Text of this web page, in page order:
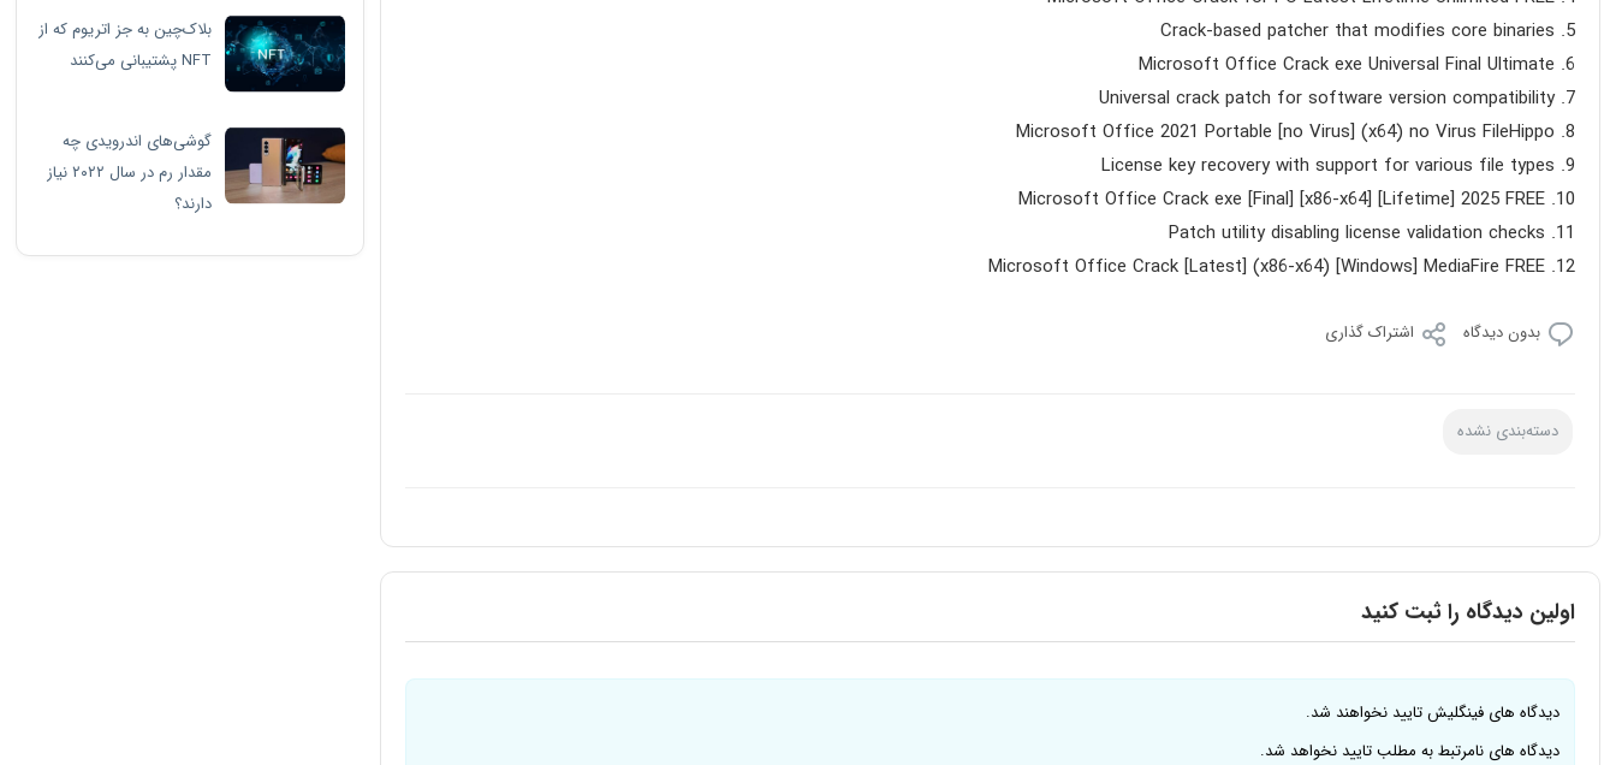
Crack-based patcher that modifies core binaries
Microsoft Office Crack exe Universal Final Ultimate
Universal crack patch for software version compatibility
Microsoft Office 2021 Portable [no Virus] (x64) no Virus FileHippo
License key recovery with support for various file types
Microsoft Office Crack exe [Final] [x86-x64] [Lifetime] 2025 FREE
Patch utility disabling license validation checks
Microsoft Office Crack [Latest] (x86-x64) [Windows] MediaFire FREE
بدون دیدگاه اشتراک گذاری
دسته‌بندی نشده
اولین دیدگاه را ثبت کنید
دیدگاه های فینگلیش تایید نخواهند شد.
دیدگاه های نامرتبط به مطلب تایید نخواهد شد.
بلاک‌چین به جز اتریوم که از
NFT پشتیبانی می‌کنند
گوشی‌های اندرویدی چه
مقدار رم در سال ۲۰۲۲ نیاز
دارند؟